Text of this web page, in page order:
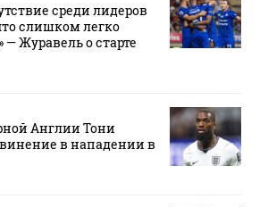
среди лидеров
слишком легко
— Журавель о старте
Англии Тони
в нападении в